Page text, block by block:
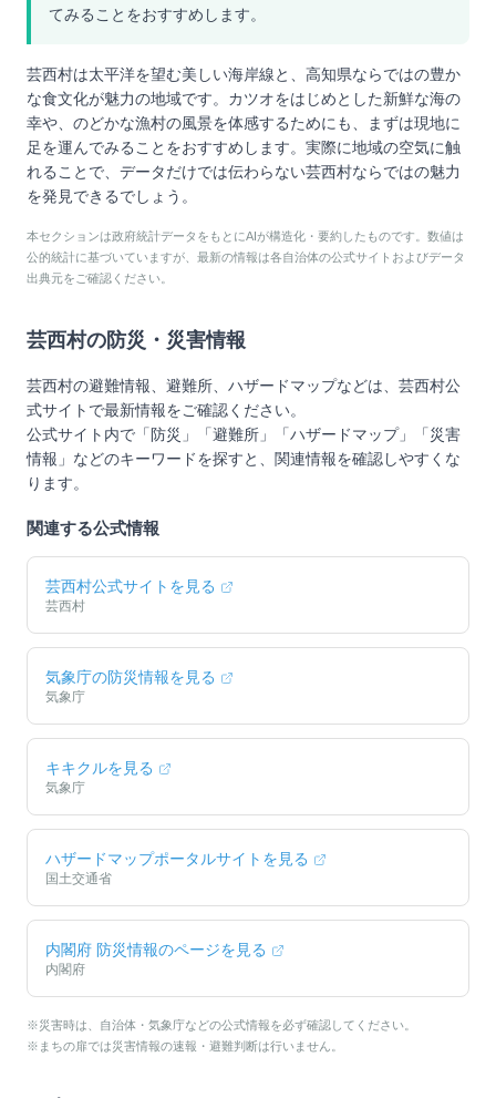
てみることをおすすめします。
芸西村は太平洋を望む美しい海岸線と、高知県ならではの豊か
な食文化が魅力の地域です。カツオをはじめとした新鮮な海の
幸や、のどかな漁村の風景を体感するためにも、まずは現地に
足を運んでみることをおすすめします。実際に地域の空気に触
れることで、データだけでは伝わらない芸西村ならではの魅力
を発見できるでしょう。
本セクションは政府統計データをもとにAIが構造化・要約したものです。数値は
公的統計に基づいていますが、最新の情報は各自治体の公式サイトおよびデータ
出典元をご確認ください。
芸西村の防災・災害情報
芸西村の避難情報、避難所、ハザードマップなどは、 芸西村公
式サイトで最新情報をご確認ください。
公式サイト内で「防災」「避難所」「ハザードマップ」「災害
情報」などのキーワードを探すと、関連情報を確認しやすくな
ります。
関連する公式情報
芸西村公式サイトを見る
芸西村
気象庁の防災情報を見る
気象庁
キキクルを見る
気象庁
ハザードマップポータルサイトを見る
国土交通省
内閣府 防災情報のページを見る
内閣府
※災害時は、自治体・気象庁などの公式情報を必ず確認してください。
※まちの扉では災害情報の速報・避難判断は行いません。